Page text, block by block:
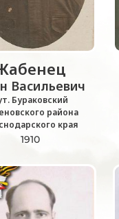
Васильевич
Бураковский
района
края
1910